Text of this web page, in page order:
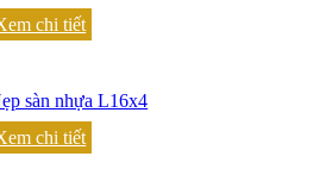
chi tiết
sàn nhựa L16x4
chi tiết